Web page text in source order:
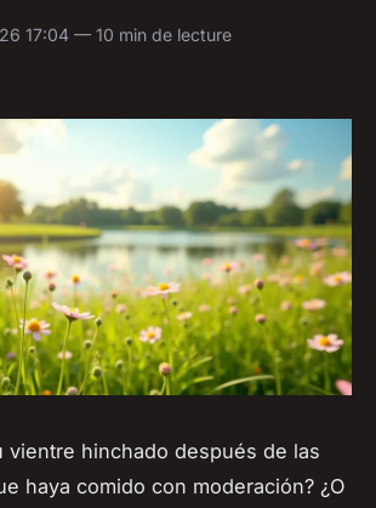
17:04 — 10 min de lecture
vientre hinchado después de las
haya comido con moderación? ¿O